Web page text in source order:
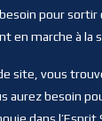
pour
en marche à la
site, vous
aurez besoin
dans l’Esprit